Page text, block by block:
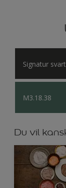
Signatur svart
M3.18.38
Du vil